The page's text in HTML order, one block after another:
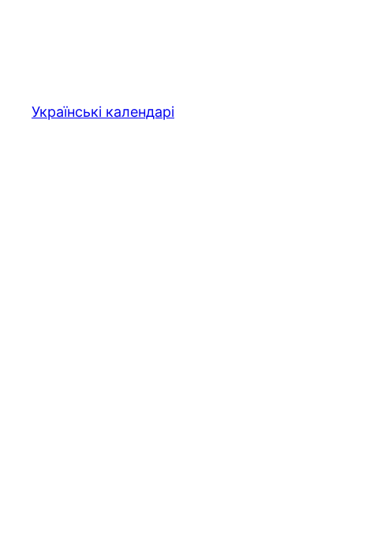
Українські календарі